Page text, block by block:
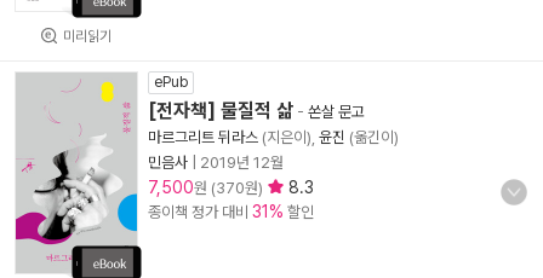
미리읽기
ePub
[전자책] 물질적 삶 - 쏜살 문고
마르그리트 뒤라스 (지은이), 윤진 (옮긴이)
민음사
2019년 12월
7,500원 (370원) 8.3
종이책 정가 대비 31% 할인